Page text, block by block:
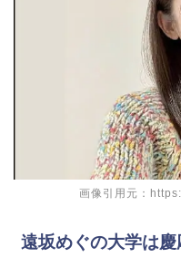
画像引用元：
遠坂めぐの大学は慶